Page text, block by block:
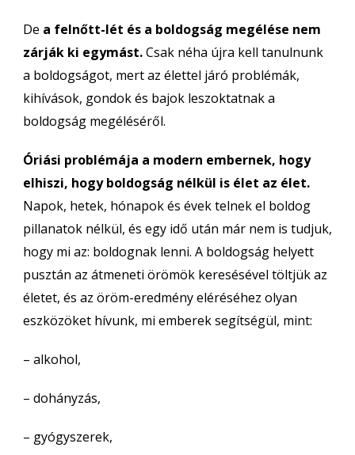
De a felnőtt-lét és a boldogság megélése nem
zárják ki egymást.Csak néha újra kell tanulnunk
a boldogságot, mert az élettel járó problémák,
kihívások, gondok és bajok leszoktatnak a
boldogság megéléséről.
Óriási problémája a modern embernek, hogy
elhiszi, hogy boldogság nélkül is élet az élet.
Napok, hetek, hónapok és évek telnek el boldog
pillanatok nélkül, és egy idő után már nem is tudjuk,
hogy mi az: boldognak lenni. A boldogság helyett
pusztán az átmeneti örömök keresésével töltjük az
életet, és az öröm-eredmény eléréséhez olyan
eszközöket hívunk, mi emberek segítségül, mint:
– alkohol,
– dohányzás,
– gyógyszerek,